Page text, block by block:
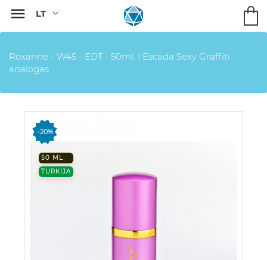

Roxanne - W45 - EDT - 50ml. | Escada Sexy Graffiti
analogas
−20%
50 ML
TURKIJA